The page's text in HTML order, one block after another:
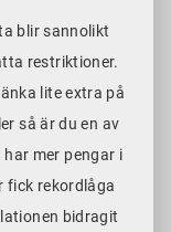
blir sannolikt
restriktioner.
lite extra på
så är du en av
mer pengar i
fick rekordlåga
bidragit